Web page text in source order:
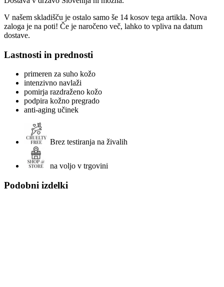
V našem skladišču je ostalo samo še 14 kosov tega artikla. Nova
zaloga je na poti! Če je naročeno več, lahko to vpliva na datum
dostave.
Lastnosti in prednosti
primeren za suho kožo
intenzivno navlaži
pomirja razdraženo kožo
podpira kožno pregrado
anti-aging učinek
Brez testiranja na živalih
na voljo v trgovini
Podobni izdelki